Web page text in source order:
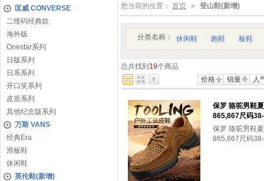
匡威 CONVERSE
二维码经典款
海外版
Onestar系列
日版系列
日系系列
开口笑系列
皮质系列
其他纪念版系列
万斯 VANS
经典Era
滑板鞋
休闲鞋
英伦鞋(新增)
您当前的位置： 首页 » 登山鞋(新增)
分类名称： 休闲鞋 跑鞋 板鞋
总共找到 19个商品
价格
销量 人
保罗 骆驼男鞋
865,867尺码
保罗 骆驼男鞋
865,867尺码